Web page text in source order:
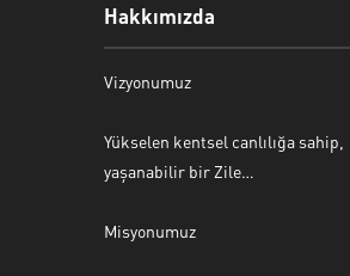
Hakkımızda
Vizyonumuz
Yükselen kentsel canlılığa sahip,
yaşanabilir bir Zile…
Misyonumuz